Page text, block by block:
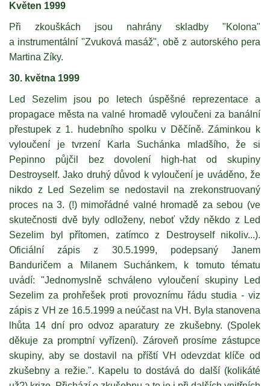
Květen 1999
Při zkouškách jsou nahrány skladby "Kolona"
a instrumentální "Zvuková masáž", obě z autorského pera
Martina Zíky.
30. května 1999
Led Sezelim jsou po letech úspěšné reprezentace a
propagace města na valné hromadě vyloučeni za banální
přestupek z 1. hudebního spolku v Děčíně. Záminkou k
vyloučení je tvrzení Karla Suchánka mladšího, že si
Pepinno půjčil bez dovolení high-hat od skupiny
Destroyself. Jako druhý důvod k vyloučení je uváděno, že
nikdo z Led Sezelim se nedostavil na zrekonstruovaný
proces na 3. (!) mimořádné valné hromadě za sebou (ve
skutečnosti dvě byly odloženy, neboť vždy někdo z Led
Sezelim byl přítomen, zatímco z Destroyself nikoliv...).
Oficiální zápis z 30.5.1999, podepsaný Janem
Banduričem a Milanem Suchánkem, k tomuto tématu
uvádí: "Jednomyslně schváleno vyloučení skupiny Led
Sezelim za prohřešek proti provoznímu řádu studia - viz
zápis z VH ze 16.5.1999 a neúčast na VH. Byla stanovena
lhůta 14 dní pro odvoz aparatury ze zkušebny. (Spolek
děkuje za promptní vyřízení). Zároveň prosíme zástupce
skupiny, aby se dostavil na příští VH odevzdat klíče od
zkušebny a režie.". Kapelu to dostává do další (kolikáté